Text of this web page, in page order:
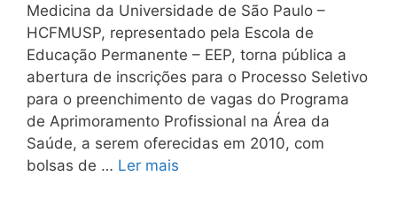
Medicina da Universidade de São Paulo –
HCFMUSP, representado pela Escola de
Educação Permanente – EEP, torna pública a
abertura de inscrições para o Processo Seletivo
para o preenchimento de vagas do Programa
de Aprimoramento Profissional na Área da
Saúde, a serem oferecidas em 2010, com
bolsas de … Ler mais